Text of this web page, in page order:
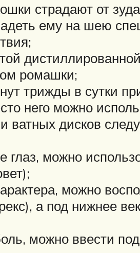
страдают от
ему на шею
ромашки;
трижды в сутки
него можно
дисков
глаз, можно
можно
а под нижнее
можно ввести